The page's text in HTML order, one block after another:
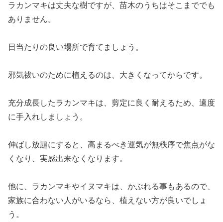
ラカンマキは丈夫な樹ですが、苗木のうちはそこまででも
ありません。
日当たりの良い場所で育てましょう。
邪気祓いのために植えるのは、大きくなってからです。
充分成長したラカンマキは、剪定に良く耐えるため、適度
に手入れしましょう。
伸ばし放題にすると、高まるべき運気が無秩序で焦点がな
くなり、実感出来なくなります。
他に、ラカンマキやイヌマキは、かぶれる事もあるので、
家族に合わない人がいるなら、植えない方が良いでしょ
う。